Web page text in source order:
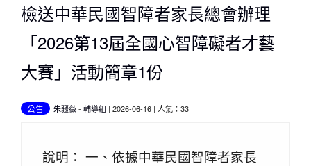
檢送中華民國智障者家長總會辦理
「2026第13屆全國心智障礙者才藝
大賽」活動簡章1份
公告 朱疆薇- 輔導組 | 2026-06-16 | 人氣：33
說明： 一、依據中華民國智障者家長